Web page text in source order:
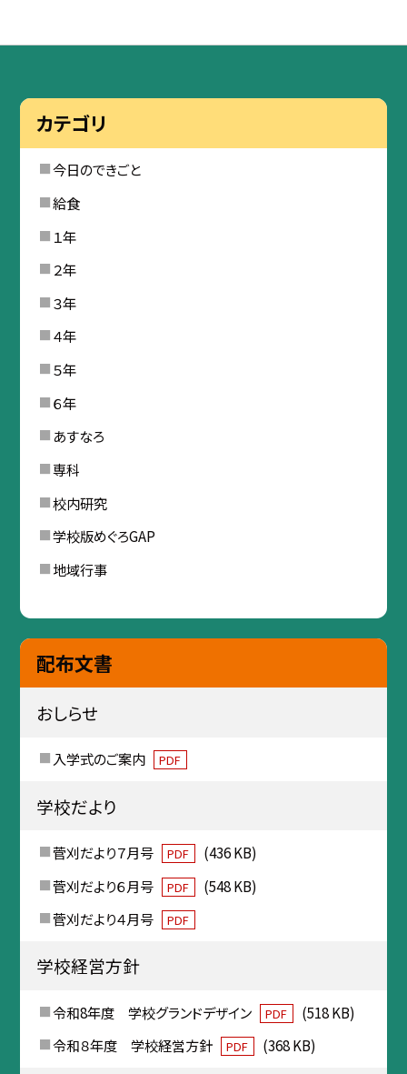
カテゴリ
今日のできごと
給食
１年
２年
３年
４年
５年
６年
あすなろ
専科
校内研究
学校版めぐろGAP
地域行事
配布文書
おしらせ
入学式のご案内 PDF
学校だより
菅刈だより７月号 PDF
(436 KB)
菅刈だより６月号
PDF
(548 KB)
菅刈だより４月号
PDF
学校経営方針
令和8年度 学校グランドデザイン PDF
(518 KB)
令和８年度 学校経営方針
PDF (368 KB)